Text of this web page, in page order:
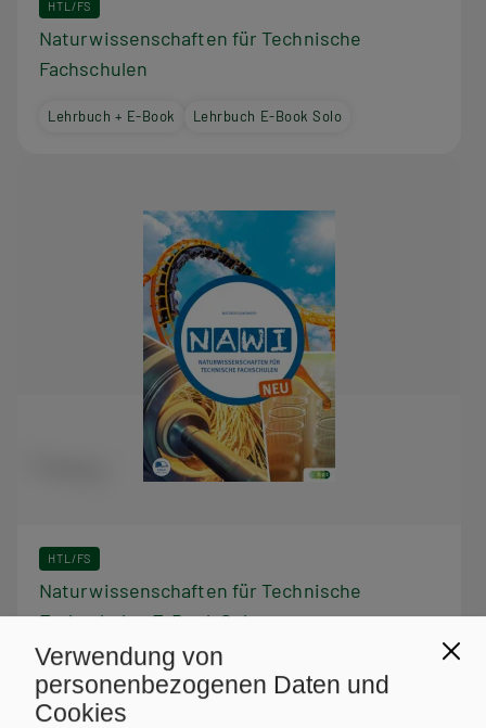
HTL/FS
Naturwissenschaften für Technische
Fachschulen
Lehrbuch + E-Book Lehrbuch E-Book Solo
HTL/FS
Naturwissenschaften für Technische
Fachschulen E-Book Solo
Lehrbuch + E-Book Lehrbuch E-Book Solo
Verwendung von
personenbezogenen Daten und
Cookies